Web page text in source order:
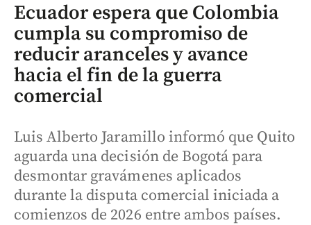
Ecuador espera que Colombia
cumpla su compromiso de
reducir aranceles y avance
hacia el fin de la guerra
comercial
Luis Alberto Jaramillo informó que Quito
aguarda una decisión de Bogotá para
desmontar gravámenes aplicados
durante la disputa comercial iniciada a
comienzos de 2026 entre ambos países.